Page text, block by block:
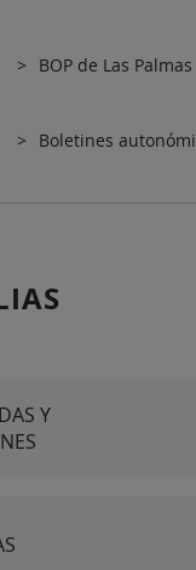
BOP de Las Palmas
Boletines
Y